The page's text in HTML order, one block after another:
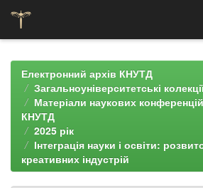
navigationЕлектронний архів КНУТД
Загальноуніверситетські
Матеріали наукових
КНУТД
2025 рік
Інтеграція науки і освіти:
креативних індустрій